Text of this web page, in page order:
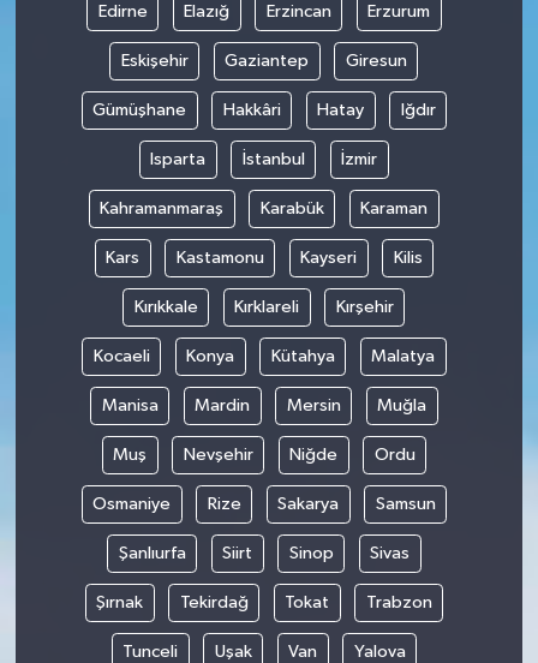
Edirne Elazığ Erzincan Erzurum
Eskişehir Gaziantep Giresun
Gümüşhane Hakkâri Hatay Iğdır
Isparta İstanbul İzmir
Kahramanmaraş Karabük Karaman
Kars Kastamonu Kayseri Kilis
Kırıkkale Kırklareli Kırşehir
Kocaeli Konya Kütahya Malatya
Manisa Mardin Mersin Muğla
Muş Nevşehir Niğde Ordu
Osmaniye Rize Sakarya Samsun
Şanlıurfa Siirt Sinop Sivas
Şırnak Tekirdağ Tokat Trabzon
Tunceli Uşak Van Yalova